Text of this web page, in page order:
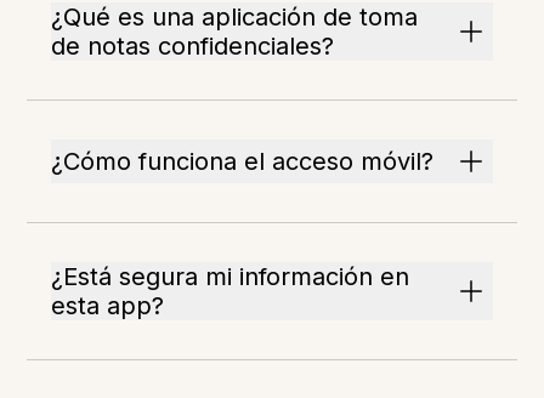
¿Qué es una aplicación de toma
de notas confidenciales?
¿Cómo funciona el acceso móvil?
¿Está segura mi información en
esta app?